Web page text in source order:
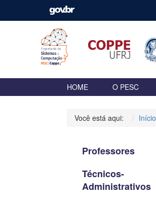
HOME O PESC
Você está aqui: Início
Professores
Técnicos-
Administrativos